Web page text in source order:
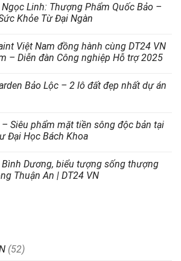
Linh: Thượng Phẩm Quốc Bảo –
Khỏe Từ Đại Ngàn
Việt Nam đồng hành cùng DT24 VN
– Diễn đàn Công nghiệp Hỗ trợ 2025
Bảo Lộc – 2 lô đất đẹp nhất dự án
Siêu phẩm mặt tiền sông độc bản tại
Đại Học Bách Khoa
Bình Dương, biểu tượng sống thượng
Thuận An | DT24 VN
(52)